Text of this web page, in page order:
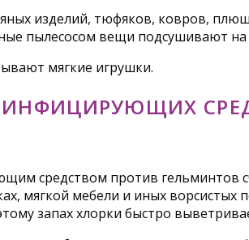
изделий, тюфяков, ковров,
пылесосом вещи подсушивают на
мягкие игрушки.
средством против гельминтов
мягкой мебели и иных ворсистых
запах хлорки быстро